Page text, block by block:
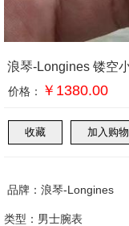
价格： ￥1380.00
品牌：浪琴-Longines
类型：男士腕表